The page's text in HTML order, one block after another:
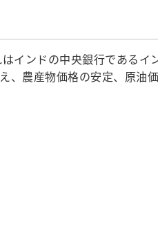
ンドの中央銀行である
農産物価格の安定、原油